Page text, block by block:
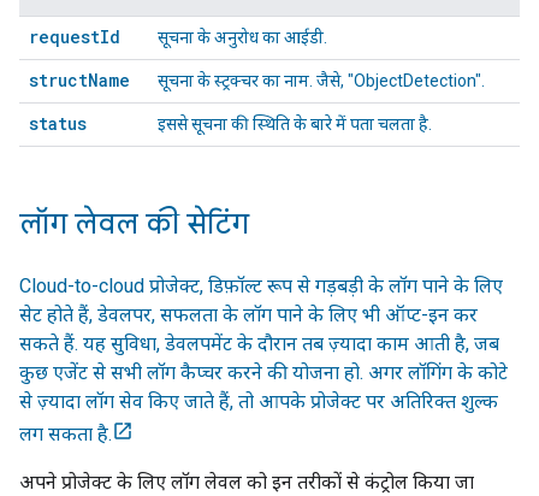
requestId सूचना के अनुरोध का आईडी.
structName सूचना के स्ट्रक्चर का नाम. जैसे, "ObjectDetection".
status इससे सूचना कीस्थितिके बारे में पता चलता है.
लॉग लेवल की सेटिंग
Cloud-to-cloud प्रोजेक्ट, डिफ़ॉल्ट रूप से गड़बड़ी के लॉग पाने के लिए
सेट होते हैं, डेवलपर, सफलता के लॉग पाने के लिए भी ऑप्ट-इन कर
सकते हैं. यह सुविधा, डेवलपमेंट के दौरान तब ज़्यादा काम आती है, जब
कुछ एजेंट से सभी लॉग कैप्चर करने की योजना हो. अगर लॉगिंग के कोटे
से ज़्यादा लॉग सेव किए जाते हैं, तो आपके प्रोजेक्ट पर अतिरिक्त शुल्क
लग सकता है.
अपने प्रोजेक्ट के लिए लॉग लेवल को इन तरीकों से कंट्रोल किया जा